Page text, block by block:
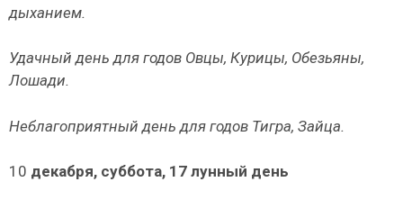
дыханием.
Удачный день для годов Овцы, Курицы, Обезьяны,
Лошади.
Неблагоприятный день для годов Тигра, Зайца.
10 декабря, суббота, 17 лунный день